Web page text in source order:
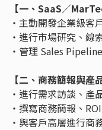
【一、SaaS／
・主動開發企業級客
・進行市場研究、線
・管理 Sales
【二、商務簡報與產
・進行需求訪談、產
・撰寫商務簡報、
・與客戶高層進行商